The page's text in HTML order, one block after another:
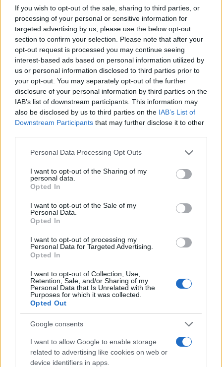
If you wish to opt-out of the sale, sharing to third parties, or
processing of your personal or sensitive information for
targeted advertising by us, please use the below opt-out
section to confirm your selection. Please note that after your
opt-out request is processed you may continue seeing
interest-based ads based on personal information utilized by
us or personal information disclosed to third parties prior to
your opt-out. You may separately opt-out of the further
disclosure of your personal information by third parties on the
IAB’s list of downstream participants. This information may
also be disclosed by us to third parties on the IAB’s List of
Downstream Participants that may further disclose it to other
Please note that this website/app uses one or more Google
not limited to your visit or usage behaviour. You may click to
grant or deny consent to Google and its third-party tags to
use your data for below specified purposes in below Google
consent section.
Personal Data Processing Opt Outs
I want to opt-out of the Sharing of my
personal data.
Opted In
I want to opt-out of the Sale of my
Personal Data.
Opted In
I want to opt-out of processing my
Personal Data for Targeted Advertising.
Opted In
I want to opt-out of Collection, Use,
Retention, Sale, and/or Sharing of my
Personal Data that Is Unrelated with the
Purposes for which it was collected.
Opted Out
Google consents
I want to allow Google to enable storage
related to advertising like cookies on web or
device identifiers in apps.
“Take me to your leader” και του εξωγήινου που έρχεται
κρατώντας απαγορευμένης ουσίας τσιγάρο και μας λέει “Take
me to your dealer” να θεωρώ πιθανότερο το δεύτερο σενάριο.
Spyros(@spyros)
Trusted Member
10 Μαΐου 2026 22:53
#727587
Μην ανησυχείτε κυρίες και κύριοι, έρχομαι ειρηνικά.
Απλά που και που έρχομαι να τσεκάρω πώς περνάνε κάτι φίλοι
μου που δουλεύουν στην Αθήνα στο κέντρο, σε ένα μεγάλο
κτήριο δίπλα στον Εθνικό κήπο.
Reply
MAX (@max)
Active Member
14 Μαΐου 2026 00:17
Now we know about drone’s development
MAX(@max)
14 Μαΐου 2026 00:18
Especially who a object can accelerated and changing directions
Since that era was all about maned equipment.